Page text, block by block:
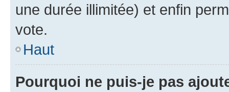
une durée illimitée) et enfin
vote.
Haut
Pourquoi ne puis-je pas